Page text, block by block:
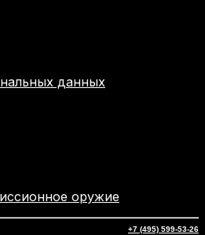
данных
оружие
+7 (495) 599-53-26